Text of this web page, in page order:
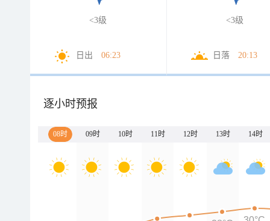
<3级
日出 06:23
<3级
日落 20:13
逐小时预报
08时 09时 10时 11时 12时 13时 14时